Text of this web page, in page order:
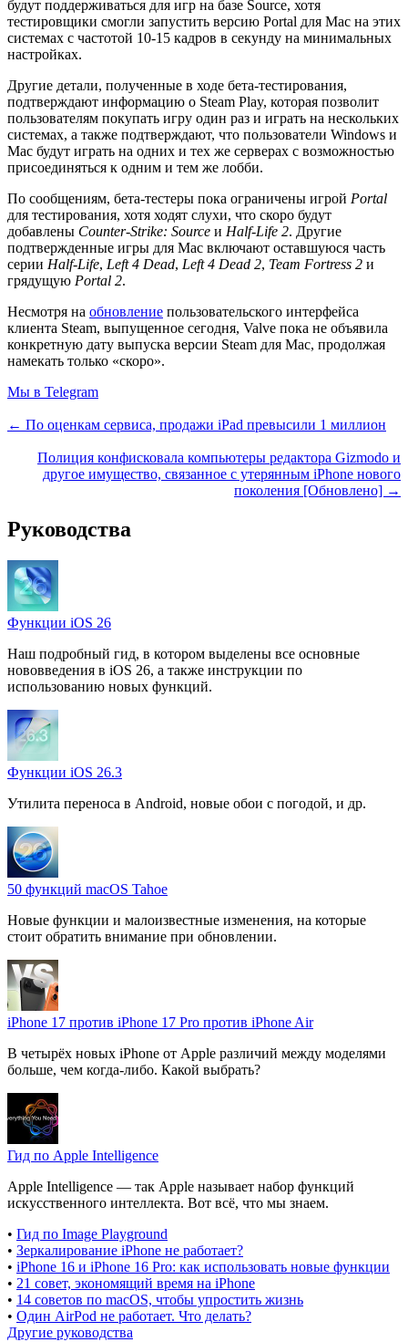
будут поддерживаться для игр на базе Source, хотя
тестировщики смогли запустить версию Portal для Mac на этих
системах с частотой 10-15 кадров в секунду на минимальных
настройках.
Другие детали, полученные в ходе бета-тестирования,
подтверждают информацию о Steam Play, которая позволит
пользователям покупать игру один раз и играть на нескольких
системах, а также подтверждают, что пользователи Windows и
Mac будут играть на одних и тех же серверах с возможностью
присоединяться к одним и тем же лобби.
По сообщениям, бета-тестеры пока ограничены игрой Portal
для тестирования, хотя ходят слухи, что скоро будут
добавлены Counter-Strike: Source и Half-Life 2. Другие
подтвержденные игры для Mac включают оставшуюся часть
серии Half-Life, Left 4 Dead, Left 4 Dead 2, Team Fortress 2 и
грядущую Portal 2.
Несмотря на обновление пользовательского интерфейса
клиента Steam, выпущенное сегодня, Valve пока не объявила
конкретную дату выпуска версии Steam для Mac, продолжая
намекать только «скоро».
Мы в Telegram
← По оценкам сервиса, продажи iPad превысили 1 миллион
Полиция конфисковала компьютеры редактора Gizmodo и
другое имущество, связанное с утерянным iPhone нового
поколения [Обновлено] →
Руководства
Функции iOS 26
Наш подробный гид, в котором выделены все основные
нововведения в iOS 26, а также инструкции по
использованию новых функций.
Функции iOS 26.3
Утилита переноса в Android, новые обои с погодой, и др.
50 функций macOS Tahoe
Новые функции и малоизвестные изменения, на которые
стоит обратить внимание при обновлении.
iPhone 17 против iPhone 17 Pro против iPhone Air
В четырёх новых iPhone от Apple различий между моделями
больше, чем когда-либо. Какой выбрать?
Гид по Apple Intelligence
Apple Intelligence — так Apple называет набор функций
искусственного интеллекта. Вот всё, что мы знаем.
• Гид по Image Playground
• Зеркалирование iPhone не работает?
• iPhone 16 и iPhone 16 Pro: как использовать новые функции
• 21 совет, экономящий время на iPhone
• 14 советов по macOS, чтобы упростить жизнь
• Один AirPod не работает. Что делать?
Другие руководства